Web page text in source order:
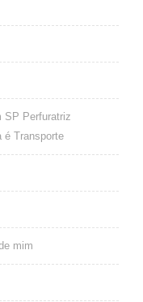
SP Perfuratriz
é Transporte
mim